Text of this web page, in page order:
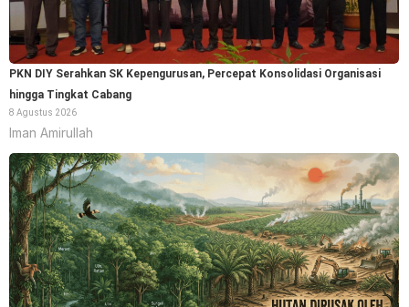
PKN DIY Serahkan SK Kepengurusan, Percepat Konsolidasi Organisasi
hingga Tingkat Cabang
8 Agustus 2026
Iman Amirullah